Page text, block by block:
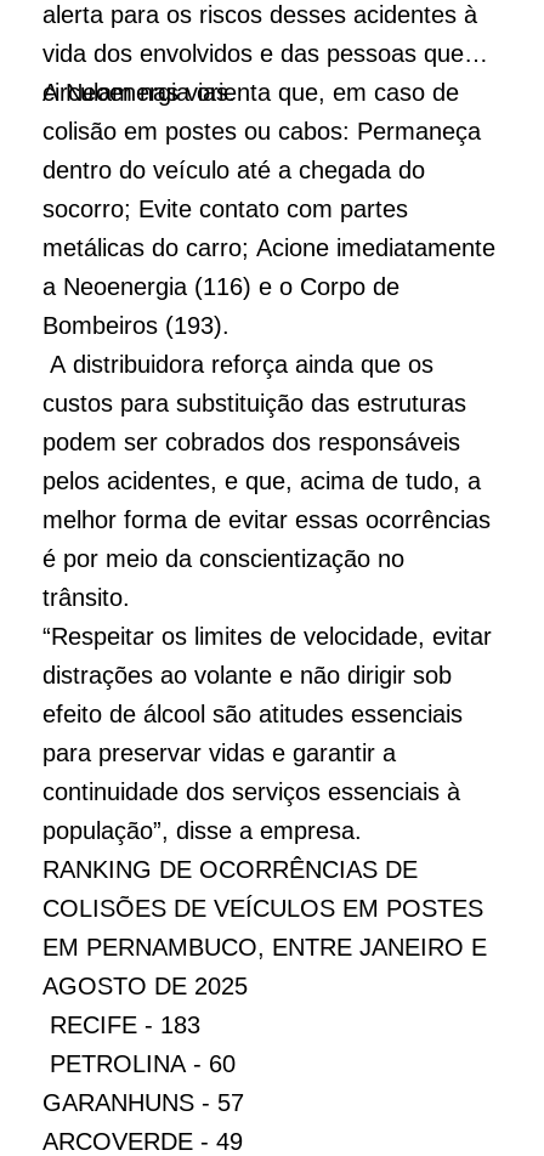
alerta para os riscos desses acidentes à
vida dos envolvidos e das pessoas que
circulam nas vias.
A Neoenergia orienta que, em caso de
colisão em postes ou cabos: Permaneça
dentro do veículo até a chegada do
socorro; Evite contato com partes
metálicas do carro; Acione imediatamente
a Neoenergia (116) e o Corpo de
Bombeiros (193).
A distribuidora reforça ainda que os
custos para substituição das estruturas
podem ser cobrados dos responsáveis
pelos acidentes, e que, acima de tudo, a
melhor forma de evitar essas ocorrências
é por meio da conscientização no
trânsito.
“Respeitar os limites de velocidade, evitar
distrações ao volante e não dirigir sob
efeito de álcool são atitudes essenciais
para preservar vidas e garantir a
continuidade dos serviços essenciais à
população”, disse a empresa.
RANKING DE OCORRÊNCIAS DE
COLISÕES DE VEÍCULOS EM POSTES
EM PERNAMBUCO, ENTRE JANEIRO E
AGOSTO DE 2025
RECIFE - 183
PETROLINA - 60
GARANHUNS - 57
ARCOVERDE - 49